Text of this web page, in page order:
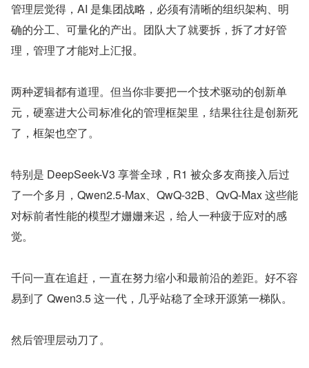
管理层觉得，AI 是集团战略，必须有清晰的组织架构、明
确的分工、可量化的产出。团队大了就要拆，拆了才好管
理，管理了才能对上汇报。
两种逻辑都有道理。但当你非要把一个技术驱动的创新单
元，硬塞进大公司标准化的管理框架里，结果往往是创新死
了，框架也空了。
特别是 DeepSeek-V3 享誉全球，R1 被众多友商接入后过
了一个多月，Qwen2.5-Max、QwQ-32B、QvQ-Max 这些能
对标前者性能的模型才姗姗来迟，给人一种疲于应对的感
觉。
千问一直在追赶，一直在努力缩小和最前沿的差距。好不容
易到了 Qwen3.5 这一代，几乎站稳了全球开源第一梯队。
然后管理层动刀了。